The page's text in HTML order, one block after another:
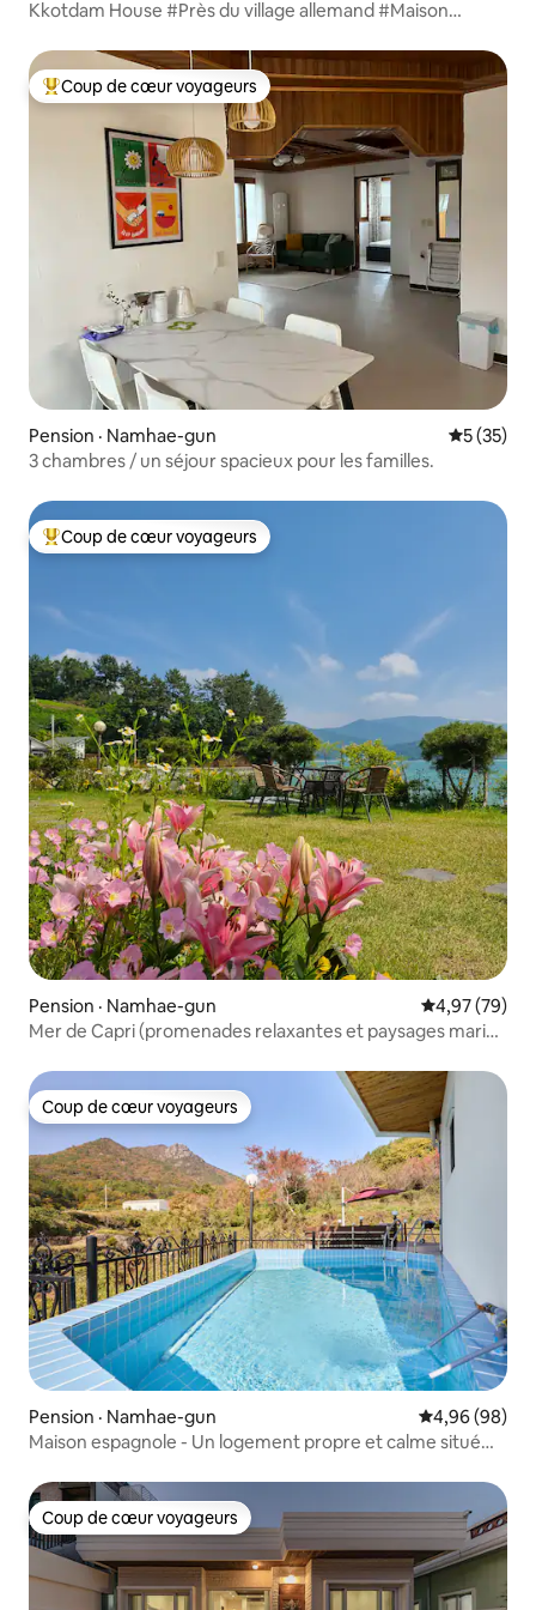
Kkotdam House #Près du village allemand #Maison
chambre#Sécheuse#Purificateur d'eau#Maison d'hôtes
hanok#Village vacances#Barbecue Sot'tukdeok
Coup de cœur voyageurs parmi les plus aimés
Coup de cœur voyageurs
Pension · Namhae-gun Note
5 (35)
3 chambres / un séjour spacieux pour les familles.
Coup de cœur voyageurs parmi les plus aimés
Coup de cœur voyageurs
Pension · Namhae-gun Note
4,97 (79)
Mer de Capri (promenades relaxantes et paysages marins
Coup de cœur voyageurs
Coup de cœur voyageurs
Pension · Namhae-gun Note
4,96 (98)
Maison espagnole - Un logement propre et calme situé
en plein air et un village espagnol avec vue sur l'océan.
Coup de cœur voyageurs
Coup de cœur voyageurs